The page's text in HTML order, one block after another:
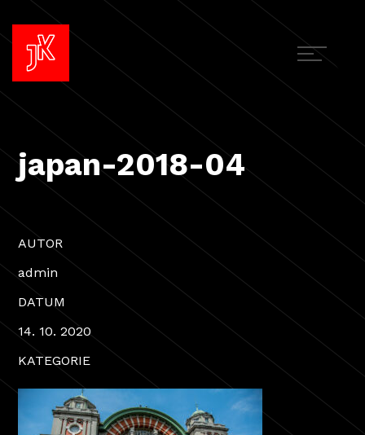
japan-2018-04
AUTOR
admin
DATUM
14. 10. 2020
KATEGORIE